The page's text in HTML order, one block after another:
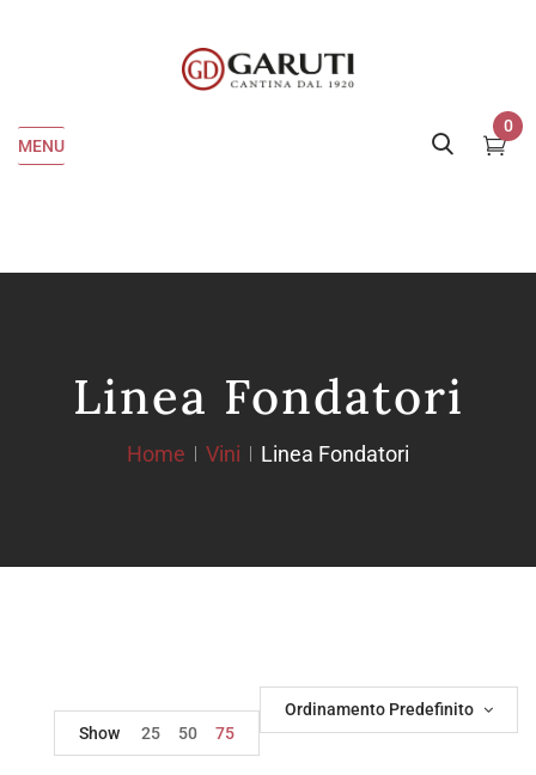
MENU
0
Linea Fondatori
Home Vini Linea Fondatori
Ordinamento Predefinito
Show
25 50 75